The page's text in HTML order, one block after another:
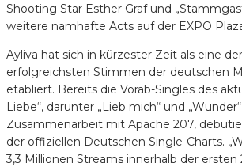
Shooting Star Esther Graf und
weitere namhafte Acts auf der EXPO
Ayliva hat sich in kürzester Zeit als eine
erfolgreichsten Stimmen der deutschen
etabliert. Bereits die Vorab-Singles des
Liebe“, darunter „Lieb mich“ und
Zusammenarbeit mit Apache 207,
der offiziellen Deutschen Single-Charts.
3,3 Millionen Streams innerhalb der